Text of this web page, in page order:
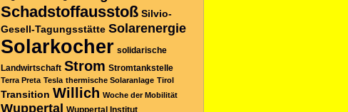
Schadstoffausstoß Silvio-
Gesell-Tagungsstätte Solarenergie
Solarkocher solidarische
Landwirtschaft Strom Stromtankstelle
Terra Preta Tesla thermische Solaranlage Tirol
Transition Willich Woche der Mobilität
Wuppertal Wuppertal Institut